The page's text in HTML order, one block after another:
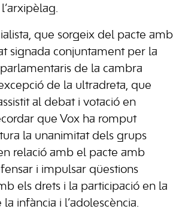
que sorgeix del pacte amb
signada conjuntament per la
de la cambra
de la ultradreta, que
al debat i votació en
que Vox ha romput
la unanimitat dels grups
relació amb el pacte amb
i impulsar qüestions
els drets i la participació en la
infància i l’adolescència.